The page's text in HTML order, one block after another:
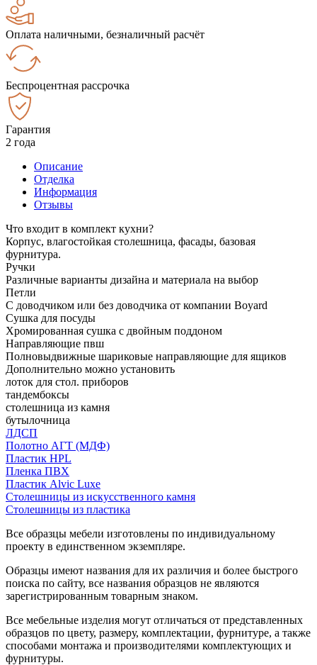
Оплата наличными, безналичный расчёт
Беспроцентная рассрочка
Гарантия
2 года
Описание
Отделка
Информация
Отзывы
Что входит в комплект кухни?
Корпус, влагостойкая столешница, фасады, базовая
фурнитура.
Ручки
Различные варианты дизайна и материала на выбор
Петли
С доводчиком или без доводчика от компании Boyard
Сушка для посуды
Хромированная сушка с двойным поддоном
Направляющие пвш
Полновыдвижные шариковые направляющие для ящиков
Дополнительно можно установить
лоток для стол. приборов
тандембоксы
столешница из камня
бутылочница
ЛДСП
Полотно АГТ (МДФ)
Пластик HPL
Пленка ПВХ
Пластик Alvic Luxe
Столешницы из искусственного камня
Столешницы из пластика
Все образцы мебели изготовлены по индивидуальному
проекту в единственном экземпляре.
Образцы имеют названия для их различия и более быстрого
поиска по сайту, все названия образцов не являются
зарегистрированным товарным знаком.
Все мебельные изделия могут отличаться от представленных
образцов по цвету, размеру, комплектации, фурнитуре, а также
способами монтажа и производителями комплектующих и
фурнитуры.